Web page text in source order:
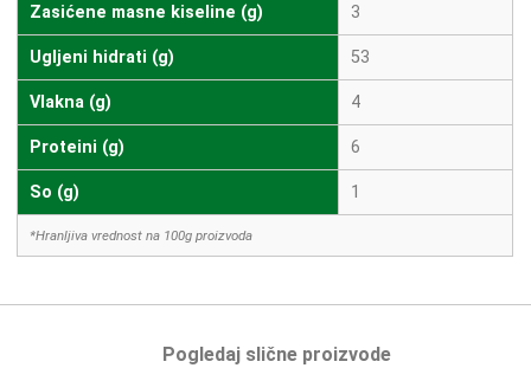
Zasićene masne kiseline (g) 3
Ugljeni hidrati (g) 53
Vlakna (g) 4
Proteini (g) 6
So (g) 1
*Hranljiva vrednost na 100g proizvoda
Pogledaj slične proizvode